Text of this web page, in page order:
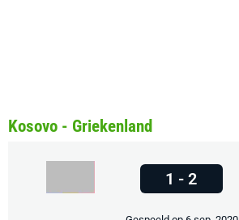
Kosovo - Griekenland
1 - 2